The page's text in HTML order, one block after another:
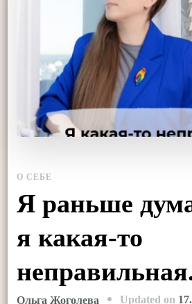
О СЕБЕ
Я раньше
я какая-то
Ольга Жоголева Updated on